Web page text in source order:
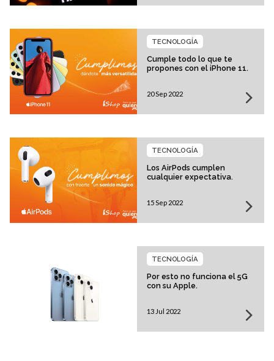
Cumple todo lo que te
propones con el iPhone 11.
TECNOLOGÍA
20 Sep 2022
Los AirPods cumplen
cualquier expectativa.
TECNOLOGÍA
15 Sep 2022
Por esto no funciona el 5G
con su Apple.
TECNOLOGÍA
13 Jul 2022